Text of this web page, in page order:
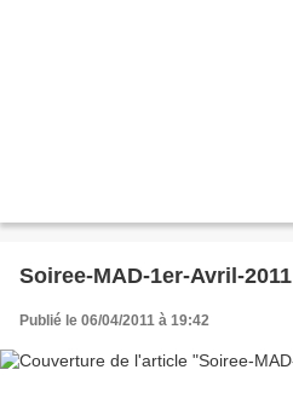
Soiree-MAD-1er-Avril-2011
Publié le 06/04/2011 à 19:42